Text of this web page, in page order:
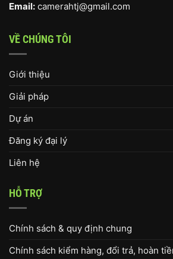
Email: camerahtj@gmail.com
VỀ CHÚNG TÔI
Giới thiệu
Giải pháp
Dự án
Đăng ký đại lý
Liên hệ
HỖ TRỢ
Chính sách & quy định chung
Chính sách kiểm hàng, đổi trả, hoàn